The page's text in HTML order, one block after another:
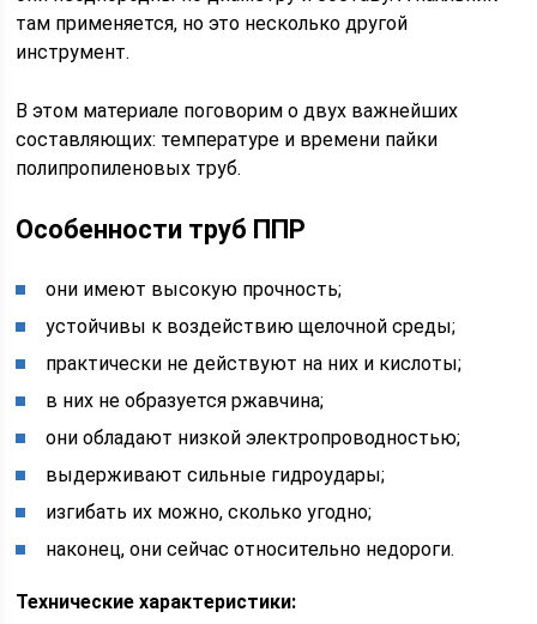
там применяется, но это несколько другой
инструмент.
В этом материале поговорим о двух важнейших
составляющих: температуре и времени пайки
полипропиленовых труб.
Особенности труб ППР
они имеют высокую прочность;
устойчивы к воздействию щелочной среды;
практически не действуют на них и кислоты;
в них не образуется ржавчина;
они обладают низкой электропроводностью;
выдерживают сильные гидроудары;
изгибать их можно, сколько угодно;
наконец, они сейчас относительно недороги.
Технические характеристики: